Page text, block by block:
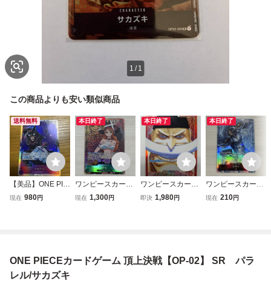
1 / 1
この商品よりも安い類似商品
送料無料
【美品】ONE PIE
CEカードゲーム
現在 980円
本日終了
ワンピースカード
ゲーム ナミ SR パ
現在 1,300円
本日終了
ワンピースカード
ゲーム OP02 001
即決 1,980円
本日終了
ワンピースカード
ゲーム クザン OP
現在 210円
ONE PIECEカードゲーム 頂上決戦【OP-02】 SR パラ
レル/サカズキ